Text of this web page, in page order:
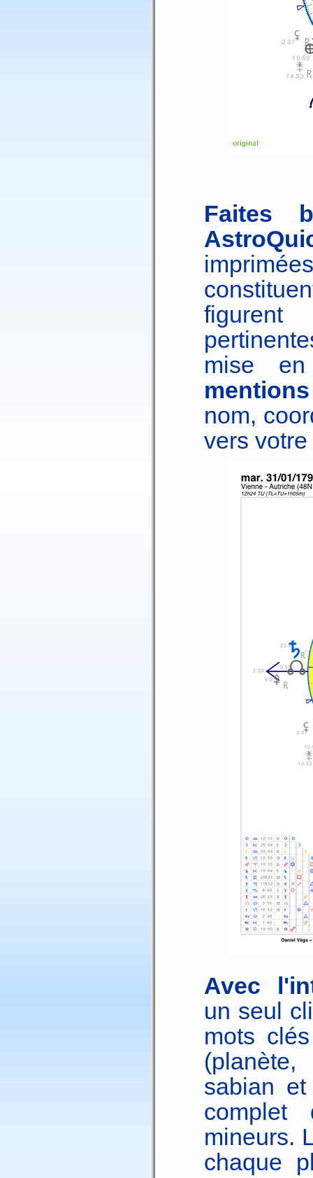
Faites
figurent
mise
nom,
vers
Avec
un seul
mots
sabian
complet
mineurs.
chaque